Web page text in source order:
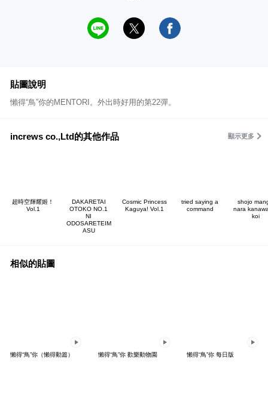
貼圖說明
懶得“鳥”你的MENTORI。外出時好用的第22彈。
increws co.,Ltd的其他作品 顯示更多
超時空輝耀姬！
Vol.1
DAKARETAI
OTOKO NO.1
NI
ODOSARETEIM
ASU
Cosmic Princess
Kaguya! Vol.1
tried saying a
command
shojo
nara
koi
相似的貼圖
懶得“鳥”你（懶得動篇） 懶得“鳥”你 歡樂動物園 懶得“鳥”你 每日版